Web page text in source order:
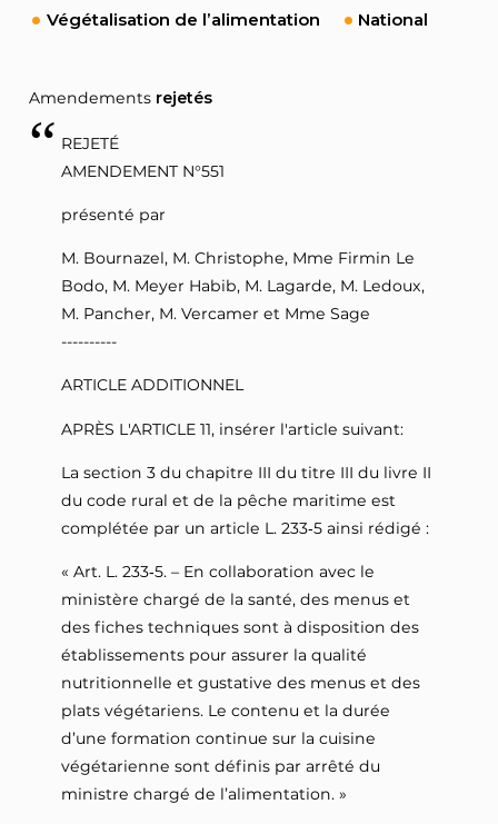
Végétalisation de l’alimentation National
Amendements rejetés
REJETÉ
AMENDEMENT N°551
présenté par
M. Bournazel, M. Christophe, Mme Firmin Le
Bodo, M. Meyer Habib, M. Lagarde, M. Ledoux,
M. Pancher, M. Vercamer et Mme Sage
----------
ARTICLE ADDITIONNEL
APRÈS L'ARTICLE 11, insérer l'article suivant:
La section 3 du chapitre III du titre III du livre II
du code rural et de la pêche maritime est
complétée par un article L. 233‑5 ainsi rédigé :
« Art. L. 233‑5. – En collaboration avec le
ministère chargé de la santé, des menus et
des fiches techniques sont à disposition des
établissements pour assurer la qualité
nutritionnelle et gustative des menus et des
plats végétariens. Le contenu et la durée
d’une formation continue sur la cuisine
végétarienne sont définis par arrêté du
ministre chargé de l’alimentation. »